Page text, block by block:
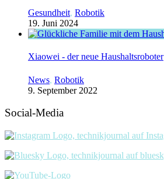
Gesundheit, Robotik
19. Juni 2024
Xiaowei - der neue Haushaltsroboter
News, Robotik
9. September 2022
Social-Media